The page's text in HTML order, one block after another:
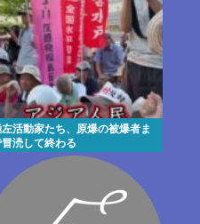
出る
活動家たち、原爆の被爆者ま
涜して終わる